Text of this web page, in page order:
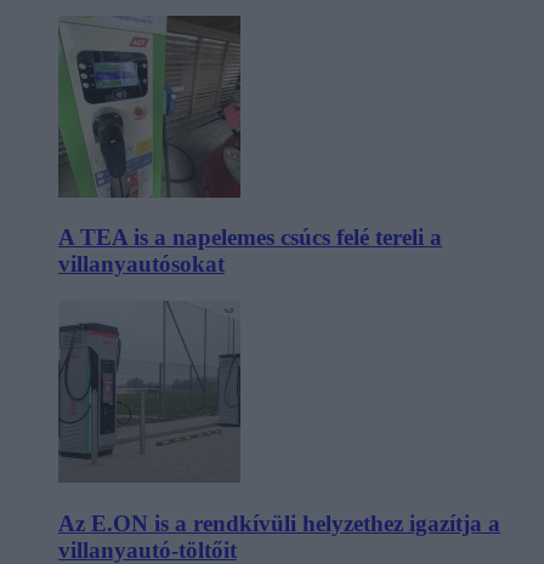
A TEA is a napelemes csúcs felé tereli a
villanyautósokat
Az E.ON is a rendkívüli helyzethez igazítja a
villanyautó-töltőit